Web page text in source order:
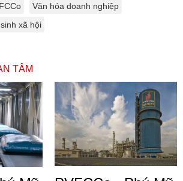
Văn hóa doanh nghiệp
xã hội
TÂM